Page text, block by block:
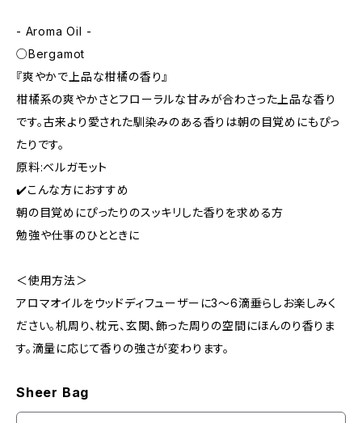
- Aroma Oil -
○Bergamot
『爽やかで上品な柑橘の香り』
柑橘系の爽やかさとフローラルな甘みが合わさった上品な香り
です。古来より愛された馴染みのある香りは朝の目覚めにもぴっ
たりです。
原料:ベルガモット
✔️こんな方におすすめ
朝の目覚めにぴったりのスッキリした香りを求める方
勉強や仕事のひとときに
＜使用方法＞
アロマオイルをウッドディフューザーに3〜6滴垂らしお楽しみく
ださい。机周り、枕元、玄関、飾った周りの空間にほんのり香りま
す。滴量に応じて香りの強さが変わります。
Sheer Bag